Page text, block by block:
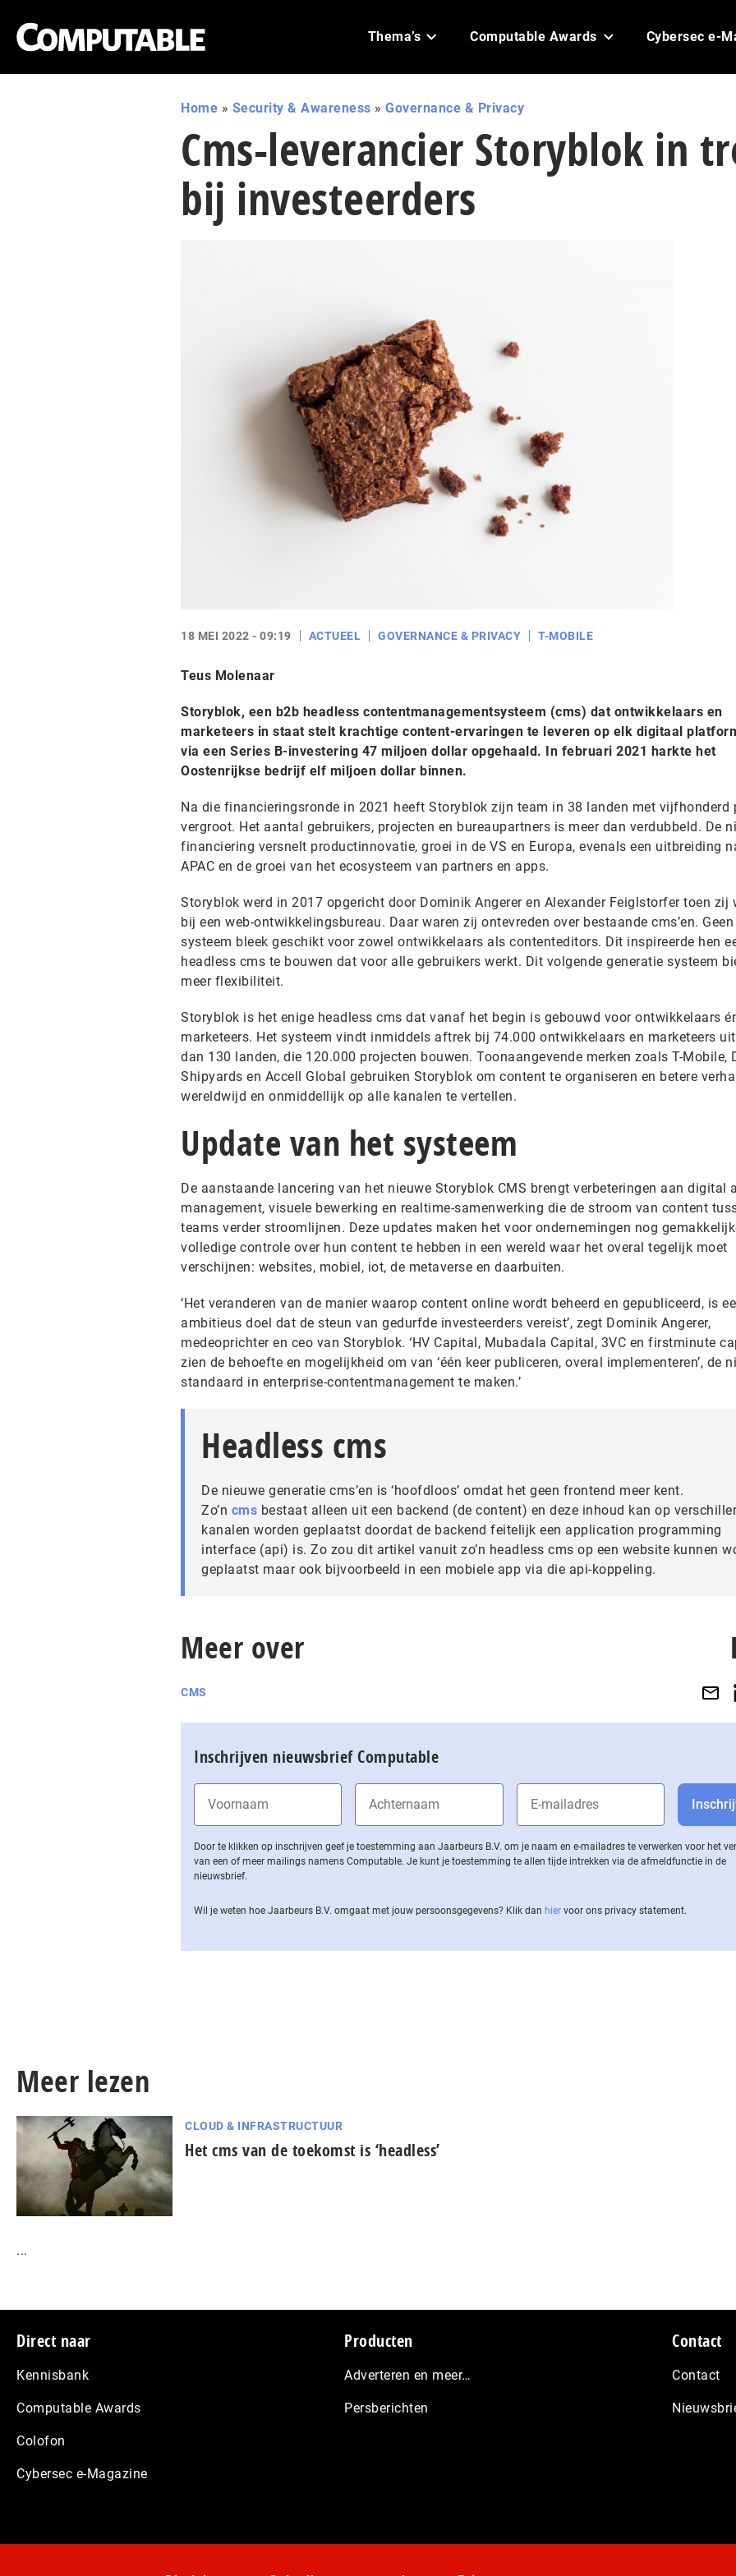
Thema’s Computable Awards Cybersec e-
Home » Security & Awareness » Governance & Privacy
Cms-leverancier Storyblok in
bij investeerders
18 MEI 2022 - 09:19 ACTUEEL GOVERNANCE & PRIVACY T-MOBILE
Teus Molenaar
Storyblok, een b2b headless contentmanagementsysteem (cms) dat ontwikkelaars en
marketeers in staat stelt krachtige content-ervaringen te leveren op elk digitaal
via een Series B-investering 47 miljoen dollar opgehaald. In februari 2021 harkte het
Oostenrijkse bedrijf elf miljoen dollar binnen.
Na die financieringsronde in 2021 heeft Storyblok zijn team in 38 landen met vijfhonderd
vergroot. Het aantal gebruikers, projecten en bureaupartners is meer dan verdubbeld. De
financiering versnelt productinnovatie, groei in de VS en Europa, evenals een uitbreiding
APAC en de groei van het ecosysteem van partners en apps.
Storyblok werd in 2017 opgericht door Dominik Angerer en Alexander Feiglstorfer toen zij
bij een web-ontwikkelingsbureau. Daar waren zij ontevreden over bestaande cms’en. Geen
systeem bleek geschikt voor zowel ontwikkelaars als contenteditors. Dit inspireerde hen
headless cms te bouwen dat voor alle gebruikers werkt. Dit volgende generatie systeem
meer flexibiliteit.
Storyblok is het enige headless cms dat vanaf het begin is gebouwd voor ontwikkelaars
marketeers. Het systeem vindt inmiddels aftrek bij 74.000 ontwikkelaars en marketeers
dan 130 landen, die 120.000 projecten bouwen. Toonaangevende merken zoals T-Mobile,
Shipyards en Accell Global gebruiken Storyblok om content te organiseren en betere
wereldwijd en onmiddellijk op alle kanalen te vertellen.
Update van het systeem
De aanstaande lancering van het nieuwe Storyblok CMS brengt verbeteringen aan digital
management, visuele bewerking en realtime-samenwerking die de stroom van content
teams verder stroomlijnen. Deze updates maken het voor ondernemingen nog
volledige controle over hun content te hebben in een wereld waar het overal tegelijk moet
verschijnen: websites, mobiel, iot, de metaverse en daarbuiten.
‘Het veranderen van de manier waarop content online wordt beheerd en gepubliceerd, is
ambitieus doel dat de steun van gedurfde investeerders vereist’, zegt Dominik Angerer,
medeoprichter en ceo van Storyblok. ‘HV Capital, Mubadala Capital, 3VC en firstminute
zien de behoefte en mogelijkheid om van ‘één keer publiceren, overal implementeren’, de
standaard in enterprise-contentmanagement te maken.’
Headless cms
De nieuwe generatie cms’en is ‘hoofdloos’ omdat het geen frontend meer kent.
Zo’n cms bestaat alleen uit een backend (de content) en deze inhoud kan op
kanalen worden geplaatst doordat de backend feitelijk een application programming
interface (api) is. Zo zou dit artikel vanuit zo’n headless cms op een website kunnen
geplaatst maar ook bijvoorbeeld in een mobiele app via die api-koppeling.
Meer over
CMS
Inschrijven nieuwsbrief Computable
Door te klikken op inschrijven geef je toestemming aan Jaarbeurs B.V. om je naam en e-mailadres te verwerken voor het
van een of meer mailings namens Computable. Je kunt je toestemming te allen tijde intrekken via de af­meld­func­tie in de
nieuwsbrief.
Wil je weten hoe Jaarbeurs B.V. omgaat met jouw per­soons­ge­ge­vens? Klik dan hier voor ons privacy statement.
Meer lezen
CLOUD & INFRASTRUCTUUR
Het cms van de toekomst is ‘headless’
...
Footer
Direct naar
Kennisbank
Computable Awards
Colofon
Cybersec e-Magazine
Producten
Adverteren en meer…
Persberichten
Contact
Contact